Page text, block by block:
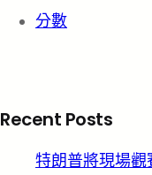
分數
Recent Posts
特朗普將現場